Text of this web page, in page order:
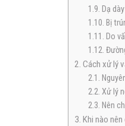
1.9. Dạ
1.10. Bị
1.11. Do
1.12.
2. Cách xử lý
2.1.
2.2. Xử lý
2.3. Nên
3. Khi nào